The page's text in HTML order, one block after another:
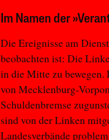
Im Namen der
Die Ereignisse am
beobachten ist: Die
in die Mitte zu bewegen.
von Mecklenburg-
Schuldenbremse
sind von der Linken
Landesverbände